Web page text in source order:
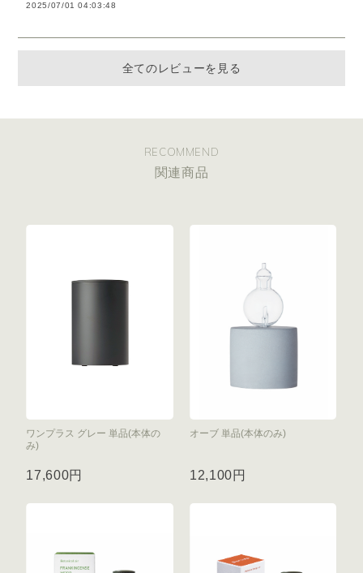
2025/07/01 04:03:48
全てのレビューを見る
RECOMMEND
関連商品
ワンプラス グレー 単品(本体の
み)
17,600円
オーブ 単品(本体のみ)
12,100円